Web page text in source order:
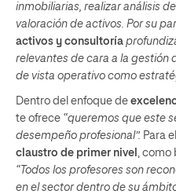
inmobiliarias, realizar análisis
valoración de activos. Por su
activos y consultoría
relevantes de cara a la gestión
de vista operativo como
Dentro del enfoque de
te ofrece “queremos que este
desempeño profesional”. Para
claustro de primer nivel
,
“Todos los profesores son
en el sector dentro de su